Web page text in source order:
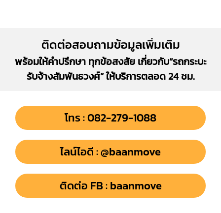
ติดต่อสอบถามข้อมูลเพิ่มเติม
พร้อมให้คำปรึกษา ทุกข้อสงสัย เกี่ยวกับ“รถกระบะ
รับจ้างสัมพันธวงศ์” ให้บริการตลอด 24 ชม.
โทร : 082-279-1088
ไลน์ไอดี : @baanmove
ติดต่อ FB : baanmove